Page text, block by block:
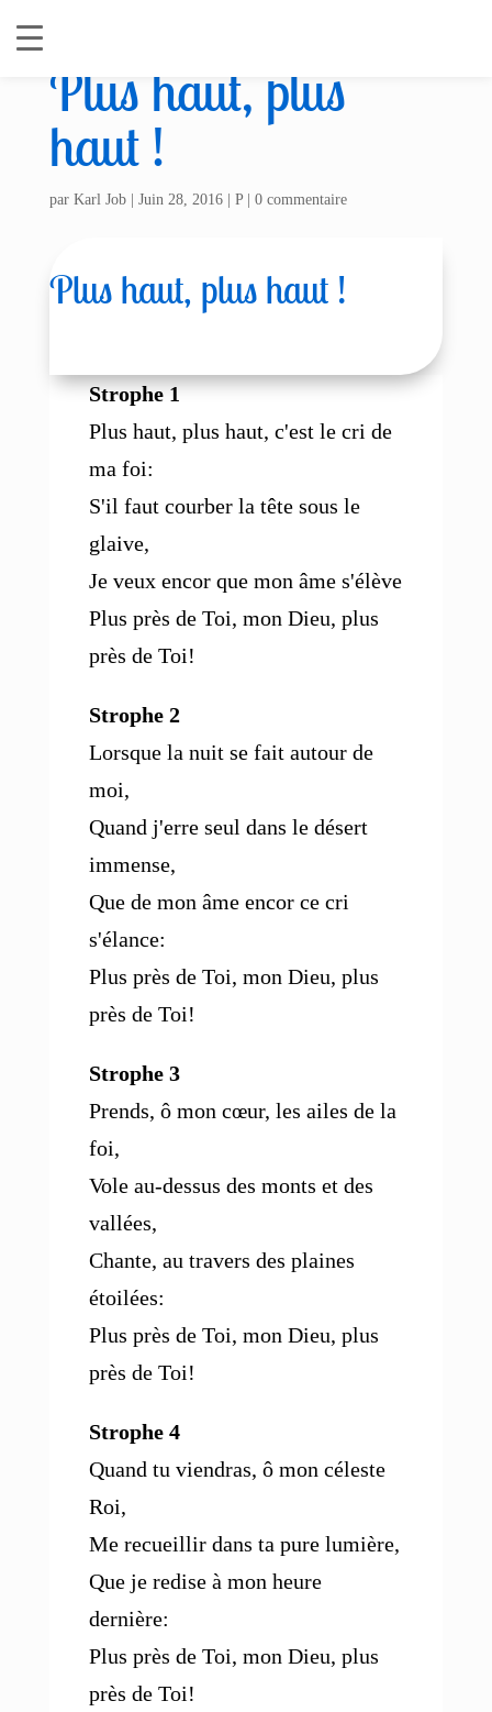
Plus haut, plus
haut !
par Karl Job| Juin 28, 2016| P| 0 commentaire
Plus haut, plus haut !
Strophe 1
Plus haut, plus haut, c'est le cri de
ma foi:
S'il faut courber la tête sous le
glaive,
Je veux encor que mon âme s'élève
Plus près de Toi, mon Dieu, plus
près de Toi!
Strophe 2
Lorsque la nuit se fait autour de
moi,
Quand j'erre seul dans le désert
immense,
Que de mon âme encor ce cri
s'élance:
Plus près de Toi, mon Dieu, plus
près de Toi!
Strophe 3
Prends, ô mon cœur, les ailes de la
foi,
Vole au-dessus des monts et des
vallées,
Chante, au travers des plaines
étoilées:
Plus près de Toi, mon Dieu, plus
près de Toi!
Strophe 4
Quand tu viendras, ô mon céleste
Roi,
Me recueillir dans ta pure lumière,
Que je redise à mon heure
dernière:
Plus près de Toi, mon Dieu, plus
près de Toi!